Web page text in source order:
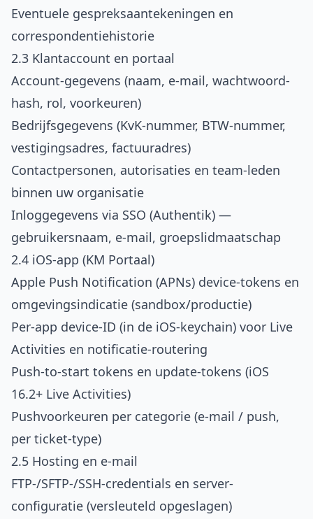
Eventuele gespreksaantekeningen en
correspondentiehistorie
2.3 Klantaccount en portaal
Account-gegevens (naam, e-mail, wachtwoord-
hash, rol, voorkeuren)
Bedrijfsgegevens (KvK-nummer, BTW-nummer,
vestigingsadres, factuuradres)
Contactpersonen, autorisaties en team-leden
binnen uw organisatie
Inloggegevens via SSO (Authentik) —
gebruikersnaam, e-mail, groepslidmaatschap
2.4 iOS-app (KM Portaal)
Apple Push Notification (APNs) device-tokens en
omgevingsindicatie (sandbox/productie)
Per-app device-ID (in de iOS-keychain) voor Live
Activities en notificatie-routering
Push-to-start tokens en update-tokens (iOS
16.2+ Live Activities)
Pushvoorkeuren per categorie (e-mail / push,
per ticket-type)
2.5 Hosting en e-mail
FTP-/SFTP-/SSH-credentials en server-
configuratie (versleuteld opgeslagen)